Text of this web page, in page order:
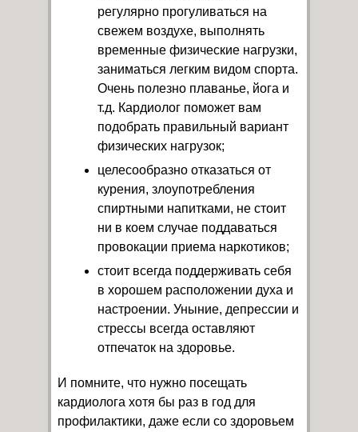
регулярно прогуливаться на
свежем воздухе, выполнять
временные физические нагрузки,
заниматься легким видом спорта.
Очень полезно плаванье, йога и
т.д. Кардиолог поможет вам
подобрать правильный вариант
физических нагрузок;
целесообразно отказаться от
курения, злоупотребления
спиртными напитками, не стоит
ни в коем случае поддаваться
провокации приема наркотиков;
стоит всегда поддерживать себя
в хорошем расположении духа и
настроении. Уныние, депрессии и
стрессы всегда оставляют
отпечаток на здоровье.
И помните, что нужно посещать
кардиолога хотя бы раз в год для
профилактики, даже если со здоровьем